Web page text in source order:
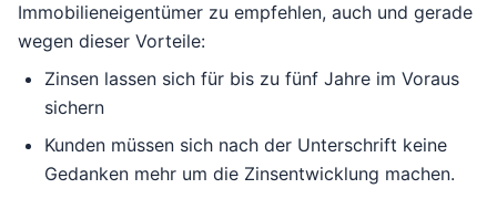
Immobilieneigentümer zu empfehlen, auch und gerade
wegen dieser Vorteile:
Zinsen lassen sich für bis zu fünf Jahre im Voraus
sichern
Kunden müssen sich nach der Unterschrift keine
Gedanken mehr um die Zinsentwicklung machen.